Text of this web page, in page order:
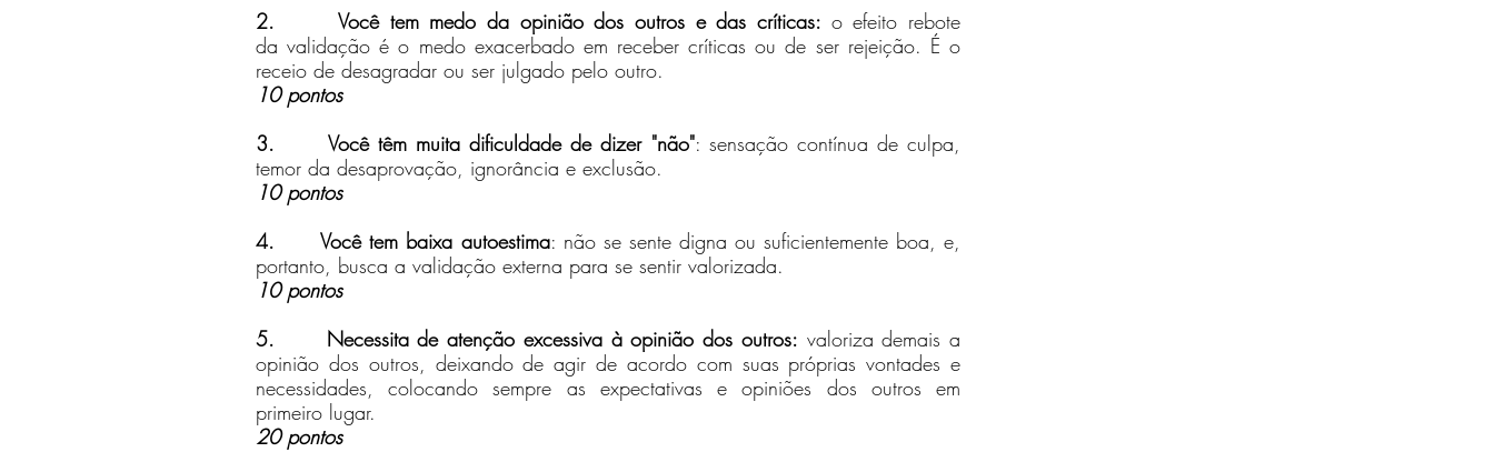
2.      Você tem medo da opinião dos outros e das críticas: o efeito rebote
da validação é o medo exacerbado em receber críticas ou de ser rejeição. É o
receio de desagradar ou ser julgado pelo outro.
10 pontos
3.      Você têm muita dificuldade de dizer "não": sensação contínua de culpa,
temor da desaprovação, ignorância e exclusão.
10 pontos
4.      Você tem baixa autoestima: não se sente digna ou suficientemente boa, e,
portanto, busca a validação externa para se sentir valorizada.
10 pontos
5.      Necessita de atenção excessiva à opinião dos outros: valoriza demais a
opinião dos outros, deixando de agir de acordo com suas próprias vontades e
necessidades, colocando sempre as expectativas e opiniões dos outros em
primeiro lugar.
20 pontos